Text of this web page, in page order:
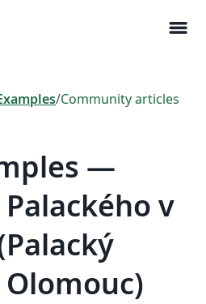
menu
/Community articles
—
v